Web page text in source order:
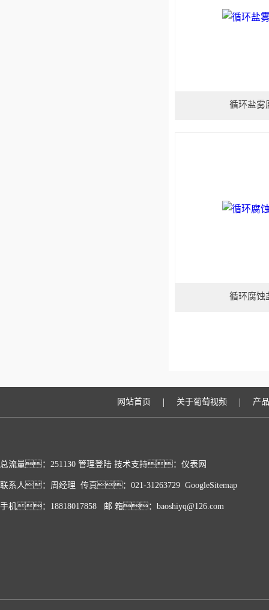
循环盐雾
循环腐蚀
网站首页 | 关于葡萄视频 | 产
总流量：251130 管理登陆 技术支持： 仪表网
联系人：周经理 传真：021-31263729 GoogleSitemap
手机：18818017858 邮 箱：baoshiyq@126.com